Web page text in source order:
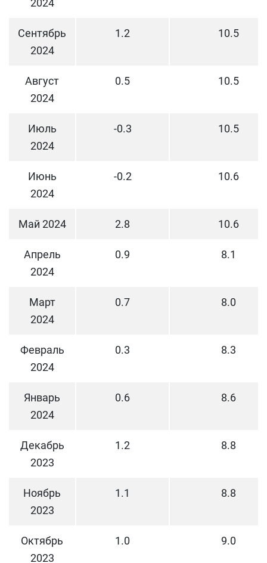
2024
Сентябрь
2024
1.2 10.5
Август
2024
0.5 10.5
Июль
2024
-0.3 10.5
Июнь
2024
-0.2 10.6
Май 2024 2.8 10.6
Апрель
2024
0.9 8.1
Март
2024
0.7 8.0
Февраль
2024
0.3 8.3
Январь
2024
0.6 8.6
Декабрь
2023
1.2 8.8
Ноябрь
2023
1.1 8.8
Октябрь
2023
1.0 9.0